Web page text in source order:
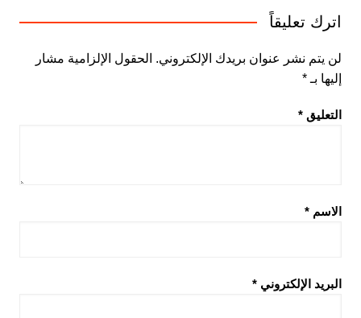
اترك تعليقاً
لن يتم نشر عنوان بريدك الإلكتروني. الحقول الإلزامية مشار
إليها بـ *
التعليق *
الاسم *
البريد الإلكتروني *